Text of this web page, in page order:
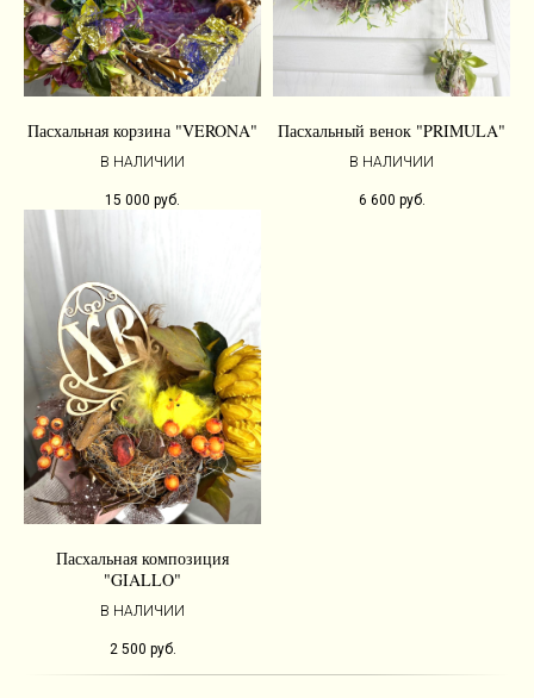
Пасхальная корзина "VERONA"
В НАЛИЧИИ
15 000 руб.
Пасхальный венок "PRIMULA"
В НАЛИЧИИ
6 600 руб.
Пасхальная композиция
"GIALLO"
В НАЛИЧИИ
2 500 руб.